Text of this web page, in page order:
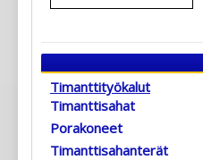
Timanttityökalut
Timanttisahat
Porakoneet
Timanttisahanterät